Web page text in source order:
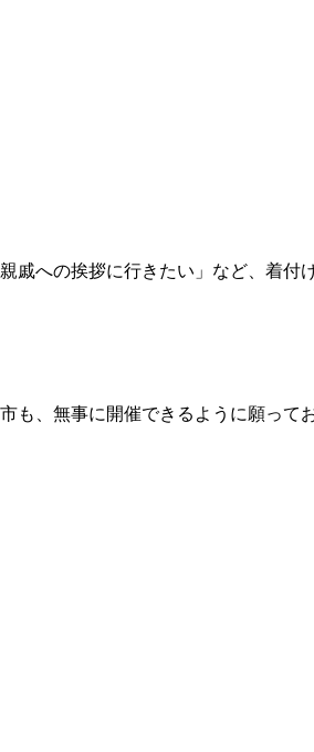
への挨拶に行きたい」など、着
、無事に開催できるように願って